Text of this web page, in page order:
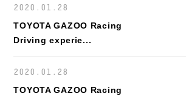
2020.01.28
TOYOTA GAZOO Racing
Driving experie...
2020.01.28
TOYOTA GAZOO Racing